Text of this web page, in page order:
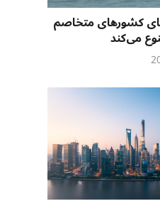
کشورهای متخاصم
می‌کند